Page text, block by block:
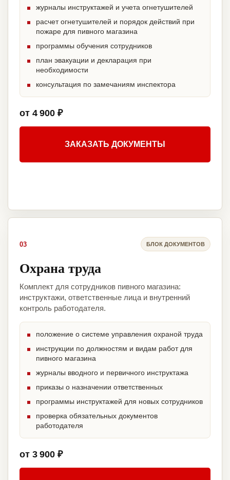
журналы инструктажей и учета огнетушителей
расчет огнетушителей и порядок действий при
пожаре для пивного магазина
программы обучения сотрудников
план эвакуации и декларация при
необходимости
консультация по замечаниям инспектора
от 4 900 ₽
ЗАКАЗАТЬ ДОКУМЕНТЫ
03 БЛОК ДОКУМЕНТОВ
Охрана труда
Комплект для сотрудников пивного магазина:
инструктажи, ответственные лица и внутренний
контроль работодателя.
положение о системе управления охраной труда
инструкции по должностям и видам работ для
пивного магазина
журналы вводного и первичного инструктажа
приказы о назначении ответственных
программы инструктажей для новых сотрудников
проверка обязательных документов
работодателя
от 3 900 ₽